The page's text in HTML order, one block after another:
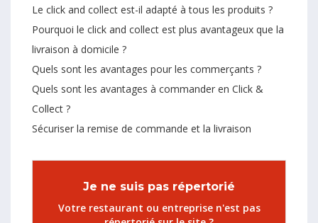
Le click and collect est-il adapté à tous les produits ?
Pourquoi le click and collect est plus avantageux que la
livraison à domicile ?
Quels sont les avantages pour les commerçants ?
Quels sont les avantages à commander en Click &
Collect ?
Sécuriser la remise de commande et la livraison
Je ne suis pas répertorié
Votre restaurant ou entreprise n'est pas